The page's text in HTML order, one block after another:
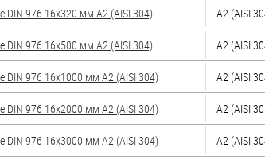
DIN 976 16х320 мм А2 (AISI 304) А2 (AISI
DIN 976 16х500 мм А2 (AISI 304) А2 (AISI
DIN 976 16х1000 мм А2 (AISI 304) А2 (AISI
DIN 976 16х2000 мм А2 (AISI 304) А2 (AISI
DIN 976 16х3000 мм А2 (AISI 304) А2 (AISI